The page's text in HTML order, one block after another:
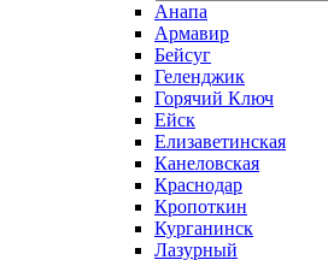
Анапа
Армавир
Бейсуг
Геленджик
Горячий Ключ
Ейск
Елизаветинская
Канеловская
Краснодар
Кропоткин
Курганинск
Лазурный